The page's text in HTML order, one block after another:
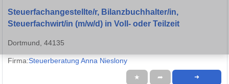
Steuerfachangestellte/r, Bilanzbuchhalter/in,
Steuerfachwirt/in (m/w/d) in Voll- oder Teilzeit
Dortmund, 44135
Firma:Steuerberatung Anna Nieslony
★ ➦ ➜